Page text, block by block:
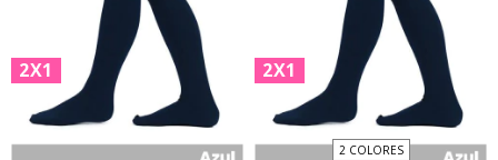
2X1 2X1
2 COLORES